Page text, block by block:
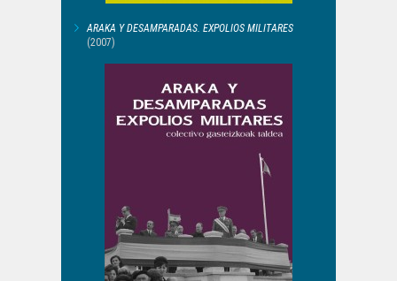
ARAKA Y DESAMPARADAS. EXPOLIOS MILITARES
(2007)